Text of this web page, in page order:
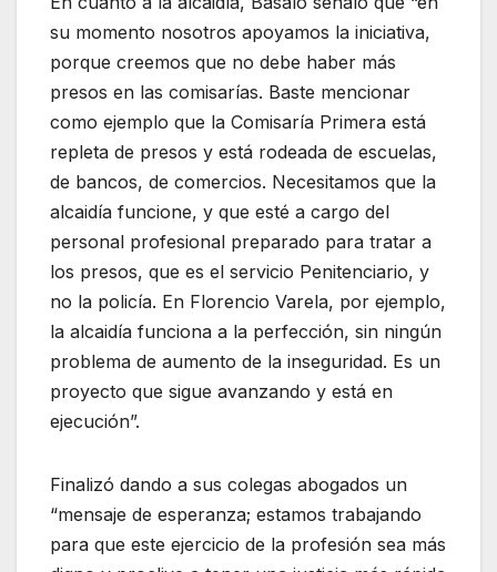
su momento nosotros apoyamos la iniciativa,
porque creemos que no debe haber más
presos en las comisarías. Baste mencionar
como ejemplo que la Comisaría Primera está
repleta de presos y está rodeada de escuelas,
de bancos, de comercios. Necesitamos que la
alcaidía funcione, y que esté a cargo del
personal profesional preparado para tratar a
los presos, que es el servicio Penitenciario, y
no la policía. En Florencio Varela, por ejemplo,
la alcaidía funciona a la perfección, sin ningún
problema de aumento de la inseguridad. Es un
proyecto que sigue avanzando y está en
ejecución”.
Finalizó dando a sus colegas abogados un
“mensaje de esperanza; estamos trabajando
para que este ejercicio de la profesión sea más